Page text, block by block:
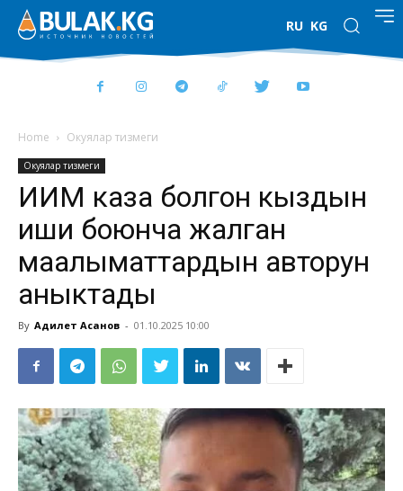
RU KG
Home Окуялар тизмеги
Окуялар тизмеги
ИИМ каза болгон кыздын
иши боюнча жалган
маалыматтардын авторун
аныктады
By Адилет Асанов - 01.10.2025 10:00